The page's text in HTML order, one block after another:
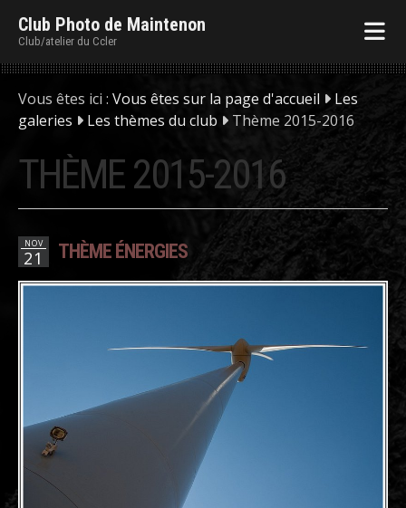
Club Photo de Maintenon
Club/atelier du Ccler
Vous êtes ici : Vous êtes sur la page d'accueil
Les
galeries
Les thèmes du club Thème 2015-2016
THÈME 2015-2016
NOV
21 THÈME ÉNERGIES